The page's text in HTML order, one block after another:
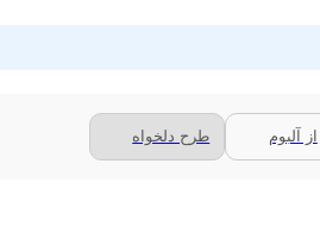
طرح دلخواه از آلبوم